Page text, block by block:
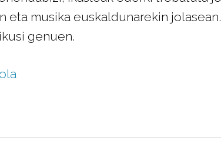
musika euskaldunarekin
genuen.